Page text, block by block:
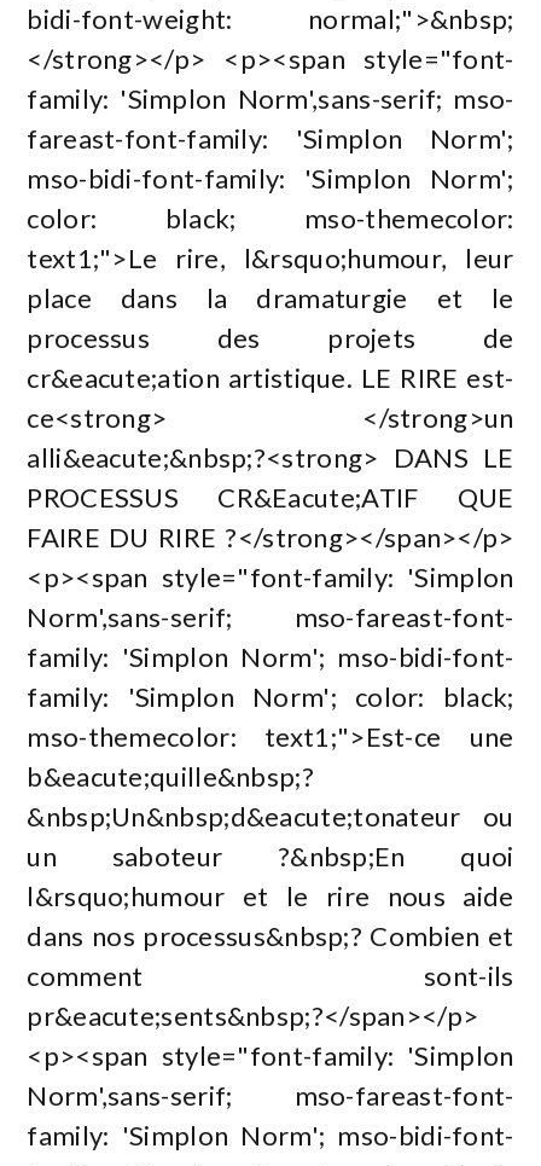
bidi-font-weight: normal;">&nbsp;
</strong></p> <p><span style="font-
family: 'Simplon Norm',sans-serif; mso-
fareast-font-family: 'Simplon Norm';
mso-bidi-font-family: 'Simplon Norm';
color: black; mso-themecolor:
text1;">Le rire, l&rsquo;humour, leur
place dans la dramaturgie et le
processus des projets de
cr&eacute;ation artistique. LE RIRE est-
ce<strong> </strong>un
alli&eacute;&nbsp;?<strong> DANS LE
PROCESSUS CR&Eacute;ATIF QUE
FAIRE DU RIRE ?</strong></span></p>
<p><span style="font-family: 'Simplon
Norm',sans-serif; mso-fareast-font-
family: 'Simplon Norm'; mso-bidi-font-
family: 'Simplon Norm'; color: black;
mso-themecolor: text1;">Est-ce une
b&eacute;quille&nbsp;?
&nbsp;Un&nbsp;d&eacute;tonateur ou
un saboteur ?&nbsp;En quoi
l&rsquo;humour et le rire nous aide
dans nos processus&nbsp;? Combien et
comment sont-ils
pr&eacute;sents&nbsp;?</span></p>
<p><span style="font-family: 'Simplon
Norm',sans-serif; mso-fareast-font-
family: 'Simplon Norm'; mso-bidi-font-